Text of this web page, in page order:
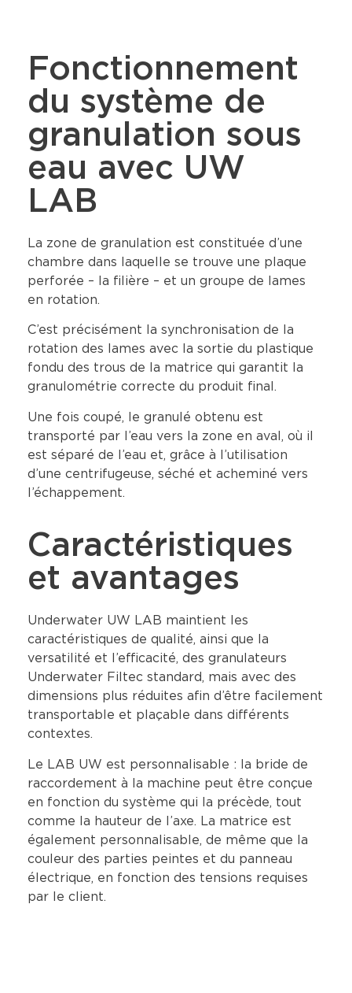
Fonctionnement
du système de
granulation sous
eau avec UW
LAB
La zone de granulation est constituée d’une
chambre dans laquelle se trouve une plaque
perforée – la filière – et un groupe de lames
en rotation.
C’est précisément la synchronisation de la
rotation des lames avec la sortie du plastique
fondu des trous de la matrice qui garantit la
granulométrie correcte du produit final.
Une fois coupé, le granulé obtenu est
transporté par l’eau vers la zone en aval, où il
est séparé de l’eau et, grâce à l’utilisation
d’une centrifugeuse, séché et acheminé vers
l’échappement.
Caractéristiques
et avantages
Underwater UW LAB maintient les
caractéristiques de qualité, ainsi que la
versatilité et l’efficacité, des granulateurs
Underwater Filtec standard, mais avec des
dimensions plus réduites afin d’être facilement
transportable et plaçable dans différents
contextes.
Le LAB UW est personnalisable : la bride de
raccordement à la machine peut être conçue
en fonction du système qui la précède, tout
comme la hauteur de l’axe. La matrice est
également personnalisable, de même que la
couleur des parties peintes et du panneau
électrique, en fonction des tensions requises
par le client.